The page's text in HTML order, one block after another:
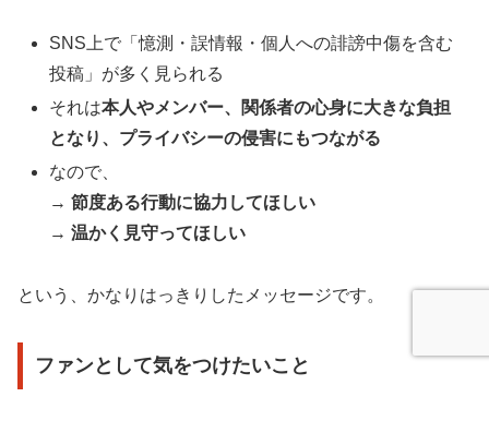
SNS上で「憶測・誤情報・個人への誹謗中傷を含む
投稿」が多く見られる
それは本人やメンバー、関係者の心身に大きな負担
となり、プライバシーの侵害にもつながる
なので、
→節度ある行動に協力してほしい
→温かく見守ってほしい
という、かなりはっきりしたメッセージです。
ファンとして気をつけたいこと